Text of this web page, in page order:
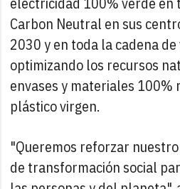
Carbon Neutral en sus
2030 y en toda la cadena
optimizando los recursos
envases y materiales 100%
plástico virgen.
"Queremos reforzar
de transformación social